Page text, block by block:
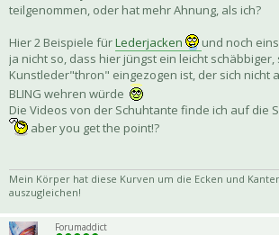
teilgenommen, oder hat mehr Ahnung, als ich?
Hier 2 Beispiele fürLederjacken und noch eins
ja nicht so, dass hier jüngst ein leicht
Kunstleder"thron" eingezogen ist, der sich nicht
BLING wehren würde
Die Videos von der Schuhtante finde ich auf die
aber you get the point!?
Mein Körper hat diese Kurven um die Ecken und
auszugleichen!
Forumaddict